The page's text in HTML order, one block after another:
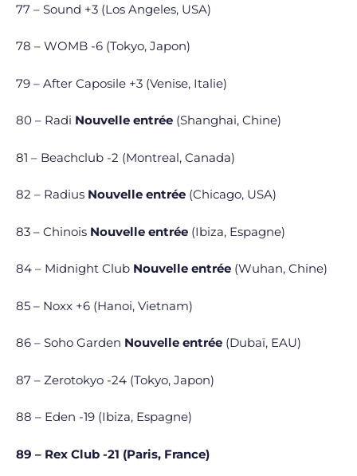
77 – Sound +3 (Los Angeles, USA)
78 – WOMB -6 (Tokyo, Japon)
79 – After Caposile +3 (Venise, Italie)
80 – Radi Nouvelle entrée (Shanghai, Chine)
81 – Beachclub -2 (Montreal, Canada)
82 – Radius Nouvelle entrée (Chicago, USA)
83 – Chinois Nouvelle entrée (Ibiza, Espagne)
84 – Midnight Club Nouvelle entrée (Wuhan, Chine)
85 – Noxx +6 (Hanoi, Vietnam)
86 – Soho Garden Nouvelle entrée (Dubaï, EAU)
87 – Zerotokyo -24 (Tokyo, Japon)
88 – Eden -19 (Ibiza, Espagne)
89 – Rex Club -21 (Paris, France)